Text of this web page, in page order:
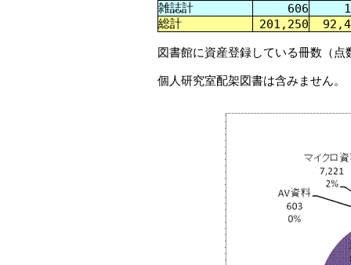
雑誌計
606
総計
201,250
図書館に資産登録している冊数（点
個人研究室配架図書は含みません。